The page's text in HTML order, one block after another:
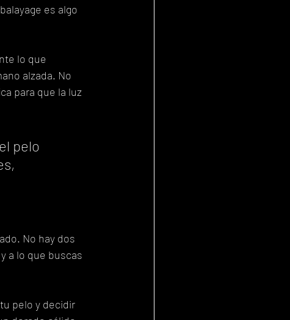
es algo
lo que
alzada. No
para que la luz
pelo
No hay dos
a lo que buscas
pelo y decidir